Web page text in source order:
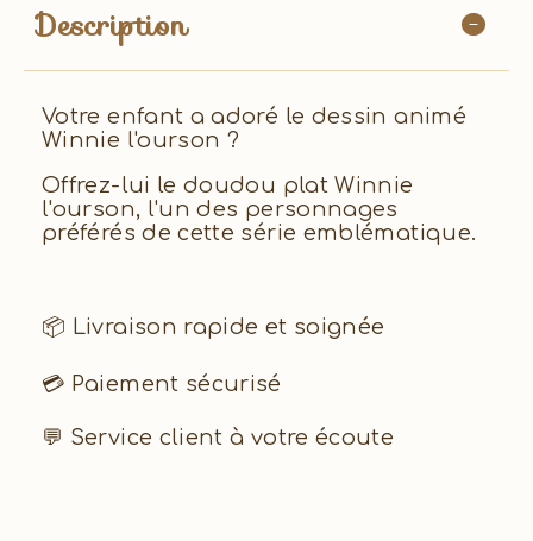
Description
Votre enfant a adoré le dessin animé
Winnie l'ourson ?
Offrez-lui le doudou plat Winnie
l'ourson, l'un des personnages
préférés de cette série emblématique.
📦 Livraison rapide et soignée
💳 Paiement sécurisé
💬 Service client à votre écoute